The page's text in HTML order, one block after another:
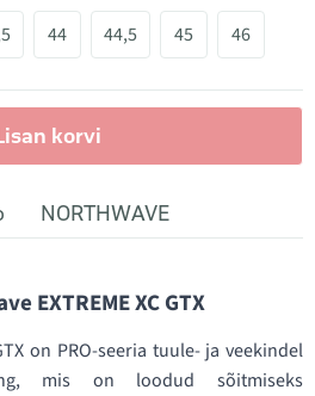
44 44,5 45 46
korvi
NORTHWAVE
EXTREME XC GTX
on PRO-seeria tuule- ja veekindel
mis on loodud sõitmiseks